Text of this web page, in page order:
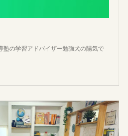
塾の学習アドバイザー勉強犬の陽気で